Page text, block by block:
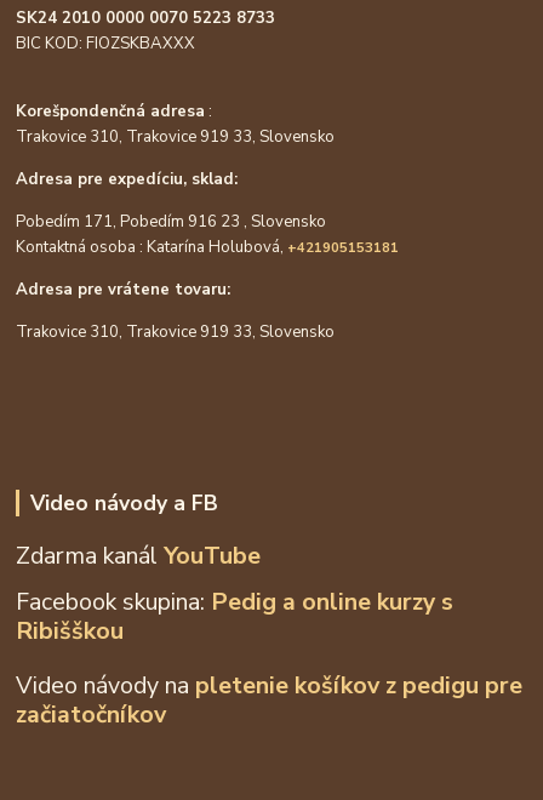
SK24 2010 0000 0070 5223 8733
BIC KOD: FIOZSKBAXXX
Korešpondenčná adresa :
Trakovice 310, Trakovice 919 33, Slovensko
Adresa pre expedíciu, sklad:
Pobedím 171, Pobedím 916 23 , Slovensko
Kontaktná osoba : Katarína Holubová, +421905153181
Adresa pre vrátene tovaru:
Trakovice 310, Trakovice 919 33, Slovensko
Video návody a FB
Zdarma kanálYouTube
Facebook skupina: Pedig a online kurzy s
Ribišškou
Video návody na pletenie košíkov z pedigu pre
začiatočníkov